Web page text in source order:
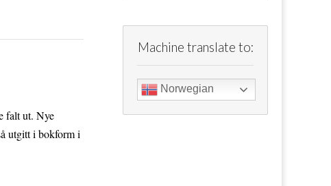
falt ut. Nye
utgitt i bokform i
Machine translate to:
Norwegian